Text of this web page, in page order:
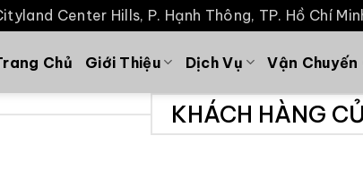
Center Hills, P. Hạnh Thông, TP. Hồ Chí
Chủ Giới Thiệu Dịch Vụ Vận Chuyến
KHÁCH HÀNG